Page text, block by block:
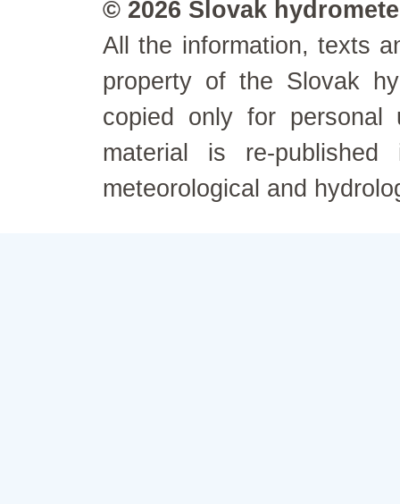
© 2026 Slovak
All the information, texts
property of the Slovak
copied only for personal
material is re-
meteorological and